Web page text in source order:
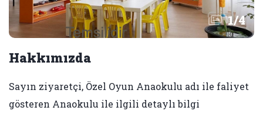
1/4
Hakkımızda
Sayın ziyaretçi, Özel Oyun Anaokulu adı ile faliyet
gösteren Anaokulu ile ilgili detaylı bilgi